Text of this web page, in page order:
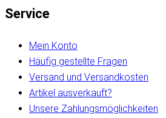
Service
Mein Konto
Häufig gestellte Fragen
Versand und Versandkosten
Artikel ausverkauft?
Unsere Zahlungsmöglichkeiten